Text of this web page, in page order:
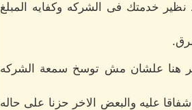
خدمتك فى الشركه وكفايه المبلغ
هنا علشان مش توسخ سمعة الشركه
عليه والبعض الاخر حزنا على حاله